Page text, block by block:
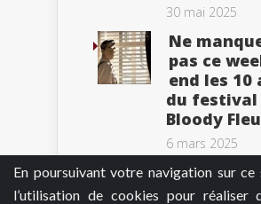
En poursuivant votre navigation sur ce
l’utilisation de cookies pour réaliser
30 mai 2025
Ne
pas ce
end les 10
du festival
Bloody
6 mars 2025